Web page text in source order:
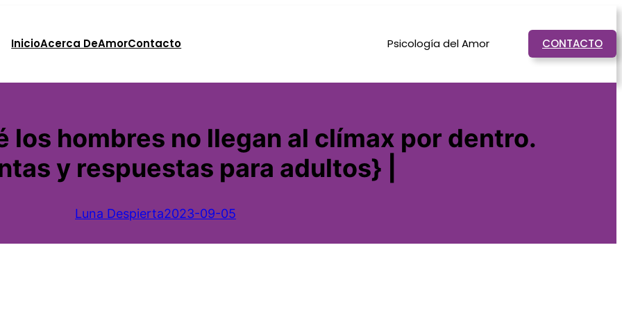
InicioAcerca DeAmorContacto Psicología del Amor CONTACTO
los hombres no llegan al clímax por dentro.
y respuestas para adultos} |
Luna Despierta2023-09-05